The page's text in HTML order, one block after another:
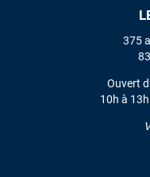
375
Ouvert
10h à